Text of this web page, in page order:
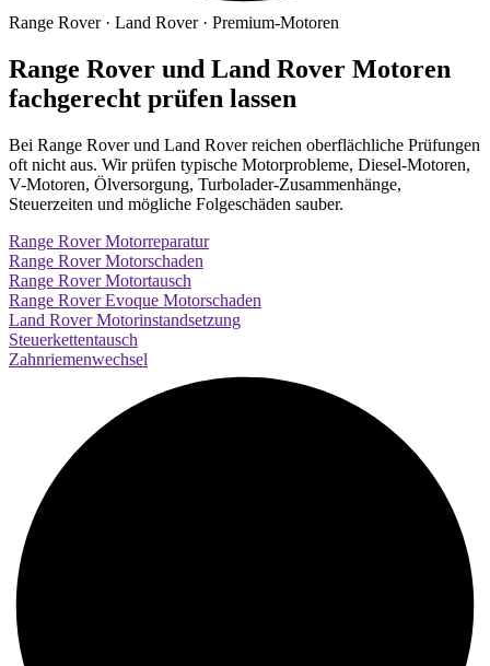
Range Rover · Land Rover · Premium-Motoren
Range Rover und Land Rover Motoren
fachgerecht prüfen lassen
Bei Range Rover und Land Rover reichen oberflächliche Prüfungen
oft nicht aus. Wir prüfen typische Motorprobleme, Diesel-Motoren,
V-Motoren, Ölversorgung, Turbolader-Zusammenhänge,
Steuerzeiten und mögliche Folgeschäden sauber.
Range Rover Motorreparatur
Range Rover Motorschaden
Range Rover Motortausch
Range Rover Evoque Motorschaden
Land Rover Motorinstandsetzung
Steuerkettentausch
Zahnriemenwechsel